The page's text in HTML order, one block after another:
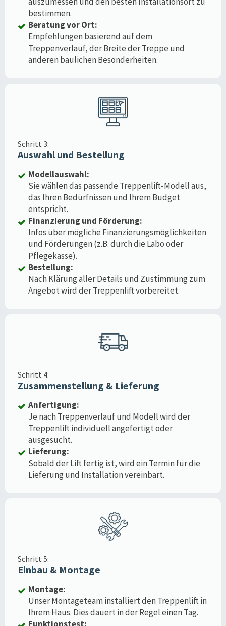
bestimmen.
Beratung vor Ort:
Empfehlungen basierend auf dem
Treppenverlauf, der Breite der Treppe und
anderen baulichen Besonderheiten.
Schritt 3:
Auswahl und Bestellung
Modellauswahl:
Sie wählen das passende Treppenlift-Modell aus,
das Ihren Bedürfnissen und Ihrem Budget
entspricht.
Finanzierung und Förderung:
Infos über mögliche Finanzierungsmöglichkeiten
und Förderungen (z.B. durch die Labo oder
Pflegekasse).
Bestellung:
Nach Klärung aller Details und Zustimmung zum
Angebot wird der Treppenlift vorbereitet.
Schritt 4:
Zusammenstellung & Lieferung
Anfertigung:
Je nach Treppenverlauf und Modell wird der
Treppenlift individuell angefertigt oder
ausgesucht.
Lieferung:
Sobald der Lift fertig ist, wird ein Termin für die
Lieferung und Installation vereinbart.
Schritt 5:
Einbau & Montage
Montage:
Unser Montageteam installiert den Treppenlift in
Ihrem Haus. Dies dauert in der Regel einen Tag.